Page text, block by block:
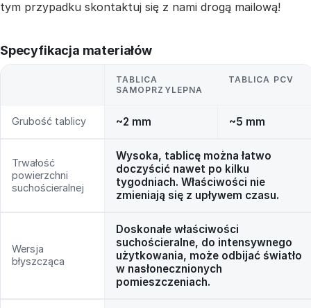
tym przypadku skontaktuj się z nami drogą mailową!
Specyfikacja materiałów
TABLICA
SAMOPRZYLEPNA
TABLICA PCV
Grubość tablicy ~2 mm ~5 mm
Trwałość
powierzchni
suchościeralnej
Wysoka, tablicę można łatwo
doczyścić nawet po kilku
tygodniach. Właściwości nie
zmieniają się z upływem czasu.
Wersja
błyszcząca
Doskonałe właściwości
suchościeralne, do intensywnego
użytkowania, może odbijać światło
w nasłonecznionych
pomieszczeniach.